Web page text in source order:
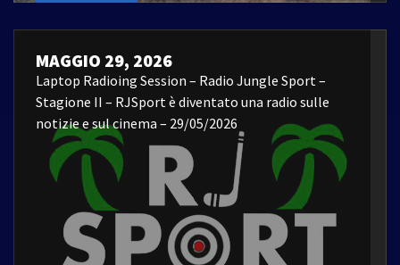
MAGGIO 29, 2026
Laptop Radioing Session – Radio Jungle Sport –
Stagione II – RJSport è diventato una radio sulle
notizie e sul cinema – 29/05/2026